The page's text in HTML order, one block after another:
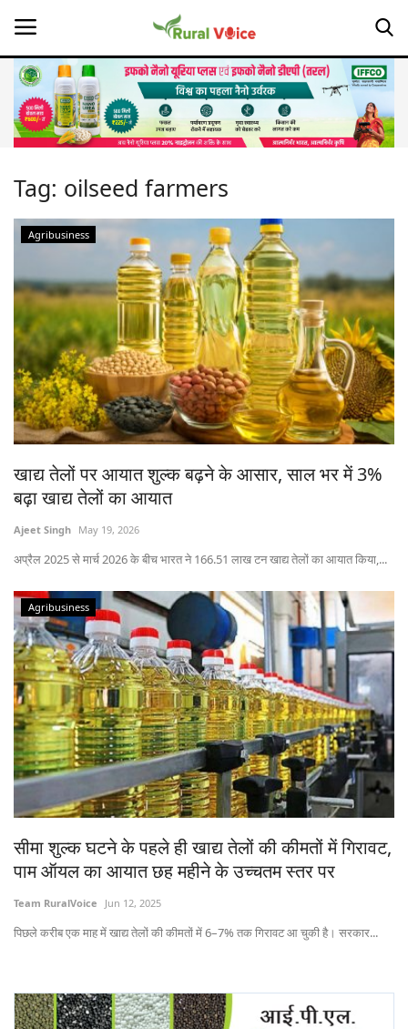
Home
About Us
Leadership Profiles
Opinion
Politics
Magazine
States
Events
Agribusiness
Agritech
Cooperatives
International
Rural Dialogue
Ground Report
Rural Connect
Gallery
National
Latest News
Awards 2022
Tag: oilseed farmers
Agribusiness
खाद्य तेलों पर आयात शुल्क बढ़ने के आसार, साल भर में 3%
बढ़ा खाद्य तेलों का आयात
Ajeet Singh May 19, 2026
अप्रैल 2025 से मार्च 2026 के बीच भारत ने 166.51 लाख टन खाद्य तेलों का आयात किया,...
Agribusiness
सीमा शुल्क घटने के पहले ही खाद्य तेलों की कीमतों में गिरावट,
पाम ऑयल का आयात छह महीने के उच्चतम स्तर पर
Team RuralVoice Jun 12, 2025
पिछले करीब एक माह में खाद्य तेलों की कीमतों में 6–7% तक गिरावट आ चुकी है। सरकार...